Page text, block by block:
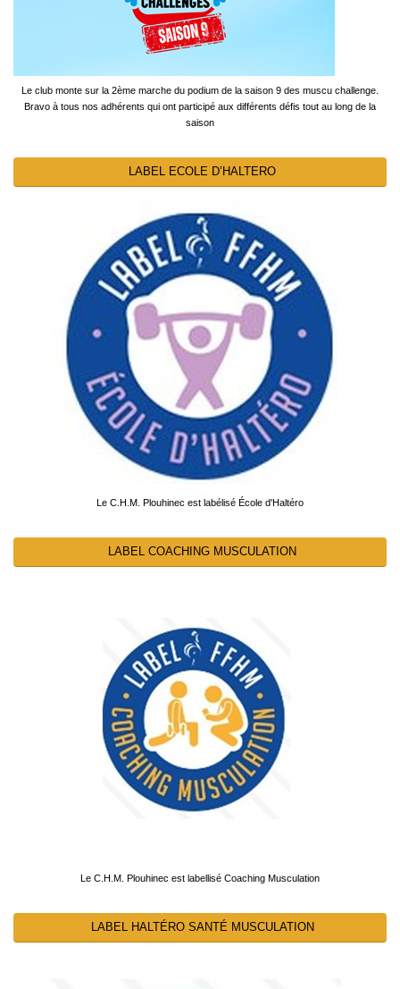
Le club monte sur la 2ème marche du podium de la saison 9 des muscu challenge.
Bravo à tous nos adhérents qui ont participé aux différents défis tout au long de la
saison
LABEL ECOLE D’HALTERO
Le C.H.M. Plouhinec est labélisé École d'Haltéro
LABEL COACHING MUSCULATION
Le C.H.M. Plouhinec est labellisé Coaching Musculation
LABEL HALTÉRO SANTÉ MUSCULATION